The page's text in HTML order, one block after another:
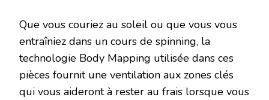
Que vous couriez au soleil ou que vous vous
entraîniez dans un cours de spinning, la
technologie Body Mapping utilisée dans ces
pièces fournit une ventilation aux zones clés
qui vous aideront à rester au frais lorsque vous